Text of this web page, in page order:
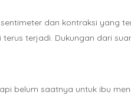
dan kontraksi yang
terjadi. Dukungan dari
belum saatnya untuk ibu